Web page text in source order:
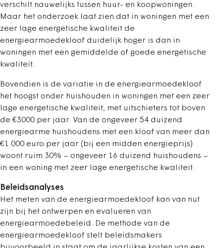
verschilt nauwelijks tussen huur- en koopwoningen.
Maar het onderzoek laat zien dat in woningen met een
zeer lage energetische kwaliteit de
energiearmoedekloof duidelijk hoger is dan in
woningen met een gemiddelde of goede energetische
kwaliteit.
Bovendien is de variatie in de energiearmoedekloof
het hoogst onder huishouden in woningen met een zeer
lage energetische kwaliteit, met uitschieters tot boven
de €3000 per jaar. Van de ongeveer 54 duizend
energiearme huishoudens met een kloof van meer dan
€1.000 euro per jaar (bij een midden energieprijs)
woont ruim 30% – ongeveer 16 duizend huishoudens –
in een woning met zeer lage energetische kwaliteit.
Beleidsanalyses
Het meten van de energiearmoedekloof kan van nut
zijn bij het ontwerpen en evalueren van
energiearmoedebeleid. De methode van de
energiearmoedekloof stelt beleidsmakers